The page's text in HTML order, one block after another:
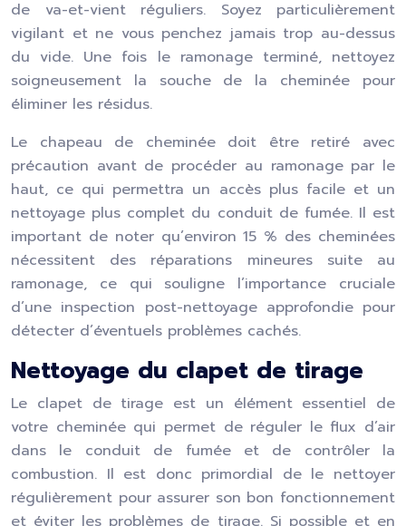
de va-et-vient réguliers. Soyez particulièrement
vigilant et ne vous penchez jamais trop au-dessus
du vide. Une fois le ramonage terminé, nettoyez
soigneusement la souche de la cheminée pour
éliminer les résidus.
Le chapeau de cheminée doit être retiré avec
précaution avant de procéder au ramonage par le
haut, ce qui permettra un accès plus facile et un
nettoyage plus complet du conduit de fumée. Il est
important de noter qu’environ 15 % des cheminées
nécessitent des réparations mineures suite au
ramonage, ce qui souligne l’importance cruciale
d’une inspection post-nettoyage approfondie pour
détecter d’éventuels problèmes cachés.
Nettoyage du clapet de tirage
Le clapet de tirage est un élément essentiel de
votre cheminée qui permet de réguler le flux d’air
dans le conduit de fumée et de contrôler la
combustion. Il est donc primordial de le nettoyer
régulièrement pour assurer son bon fonctionnement
et éviter les problèmes de tirage. Si possible et en